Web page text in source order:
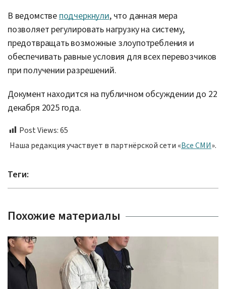
В ведомстве подчеркнули, что данная мера
позволяет регулировать нагрузку на систему,
предотвращать возможные злоупотребления и
обеспечивать равные условия для всех перевозчиков
при получении разрешений.
Документ находится на публичном обсуждении до 22
декабря 2025 года.
Post Views:65
Наша редакция участвует в партнёрской сети «Все СМИ».
Теги:
Похожие материалы